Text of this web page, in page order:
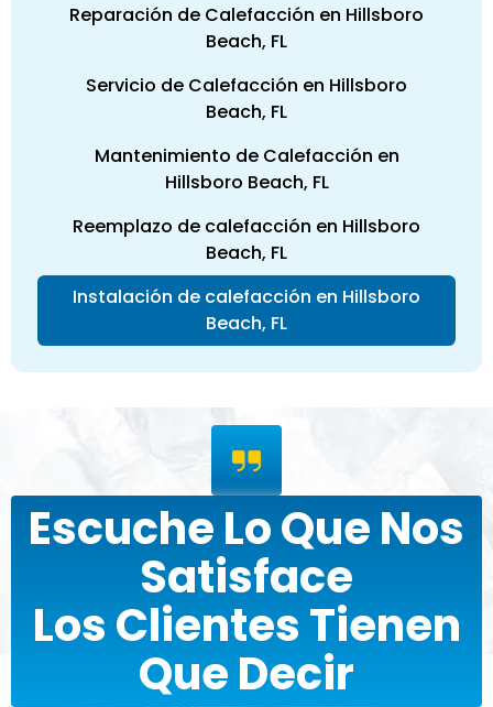
Reparación de Calefacción en Hillsboro
Beach, FL
Servicio de Calefacción en Hillsboro
Beach, FL
Mantenimiento de Calefacción en
Hillsboro Beach, FL
Reemplazo de calefacción en Hillsboro
Beach, FL
Instalación de calefacción en Hillsboro
Beach, FL
Escuche Lo Que Nos
Satisface
Los Clientes Tienen
Que Decir